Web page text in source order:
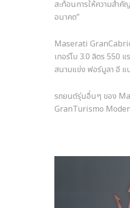
สะท้อนการให้ความสำ
อนาคต”
Maserati
เทอร์โบ 3.0 ลิตร 550
สนามแข่ง ฟอร์มูลา อี แ
รถยนต์รุ่นอื่นๆ ของ
GranTurismo